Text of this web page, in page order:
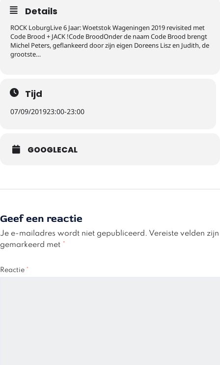
Details
ROCK LoburgLive 6 Jaar: Woetstok Wageningen 2019 revisited met
Code Brood + JACK !Code BroodOnder de naam Code Brood brengt
Michel Peters, geflankeerd door zijn eigen Doreens Lisz en Judith, de
grootste…
Tijd
07/09/201923:00-23:00
GOOGLECAL
Geef een reactie
Je e-mailadres wordt niet gepubliceerd. Vereiste velden zijn
gemarkeerd met *
Reactie *